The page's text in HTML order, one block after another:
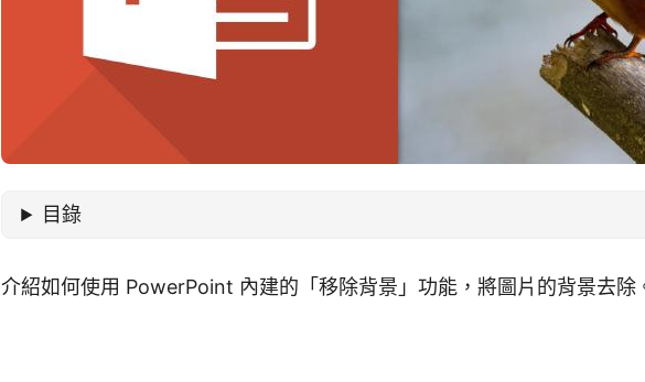
目錄
介紹如何使用 PowerPoint 內建的「移除背景」功能，將圖片的背景去除